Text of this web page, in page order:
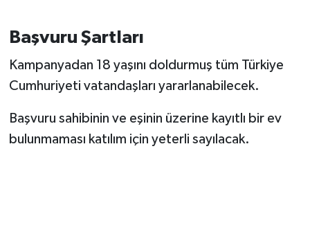
Başvuru Şartları
Kampanyadan 18 yaşını doldurmuş tüm Türkiye
Cumhuriyeti vatandaşları yararlanabilecek.
Başvuru sahibinin ve eşinin üzerine kayıtlı bir ev
bulunmaması katılım için yeterli sayılacak.